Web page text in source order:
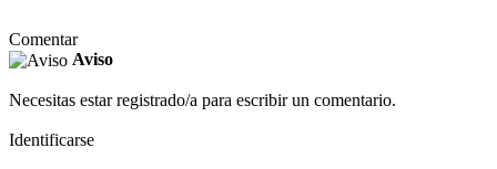
Comentar
Aviso
Necesitas estar registrado/a para escribir un comentario.
Identificarse